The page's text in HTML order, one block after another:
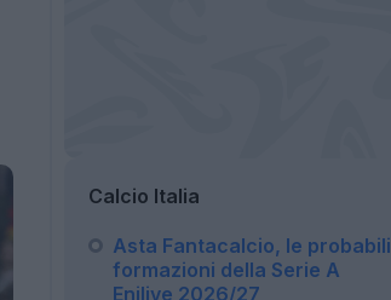
Calcio Italia
Asta Fantacalcio, le probabili
formazioni della Serie A
Enilive 2026/27